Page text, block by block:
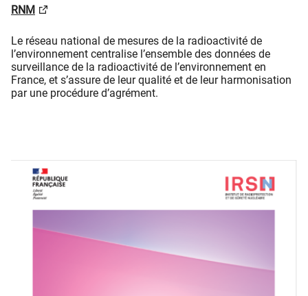
RNM
Le réseau national de mesures de la radioactivité de
l’environnement centralise l’ensemble des données de
surveillance de la radioactivité de l’environnement en
France, et s’assure de leur qualité et de leur harmonisation
par une procédure d’agrément.